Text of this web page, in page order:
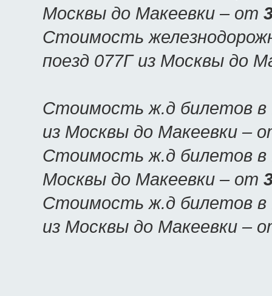
Москвы до Макеевки – от
Стоимость
поезд 077Г из Москвы до
Стоимость ж.д билетов в
из Москвы до Макеевки –
Стоимость ж.д билетов в
Москвы до Макеевки – от
Стоимость ж.д билетов в
из Москвы до Макеевки –